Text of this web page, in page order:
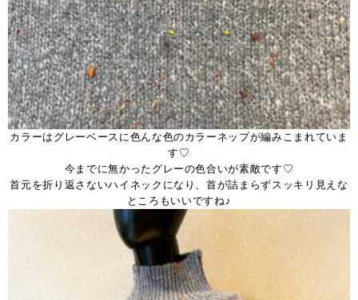
カラーはグレーベースに色んな色のカラーネップが編みこまれていま
す♡
今までに無かったグレーの色合いが素敵です♡
首元を折り返さないハイネックになり、首が詰まらずスッキリ見えな
ところもいいですね♪